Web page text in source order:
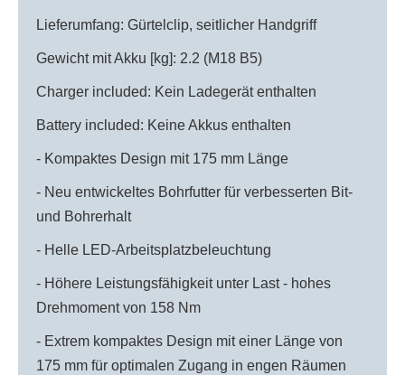
Lieferumfang: Gürtelclip, seitlicher Handgriff
Gewicht mit Akku [kg]: 2.2 (M18 B5)
Charger included: Kein Ladegerät enthalten
Battery included: Keine Akkus enthalten
- Kompaktes Design mit 175 mm Länge
- Neu entwickeltes Bohrfutter für verbesserten Bit-
und Bohrerhalt
- Helle LED-Arbeitsplatzbeleuchtung
- Höhere Leistungsfähigkeit unter Last - hohes
Drehmoment von 158 Nm
- Extrem kompaktes Design mit einer Länge von
175 mm für optimalen Zugang in engen Räumen